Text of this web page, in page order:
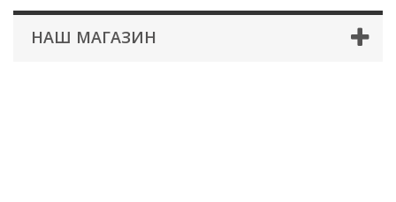
НАШ МАГАЗИН